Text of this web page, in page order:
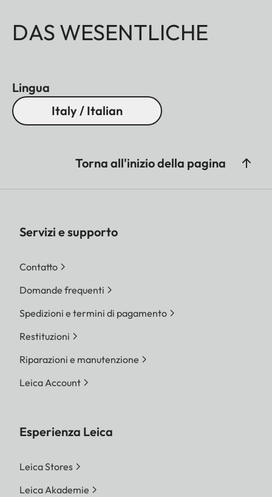
DAS WESENTLICHE
Lingua
Italy / Italian
Torna all'inizio della pagina
Servizi e supporto
Contatto
Domande frequenti
Spedizioni e termini di pagamento
Restituzioni
Riparazioni e manutenzione
Leica Account
Esperienza Leica
Leica Stores
Leica Akademie